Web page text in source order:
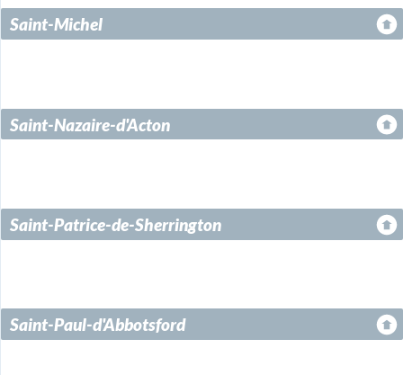
Saint-Michel
Saint-Nazaire-d'Acton
Saint-Patrice-de-Sherrington
Saint-Paul-d'Abbotsford